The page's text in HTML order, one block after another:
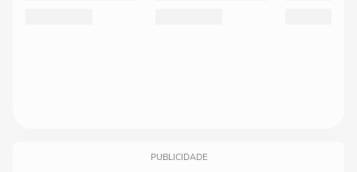
PUBLICIDADE